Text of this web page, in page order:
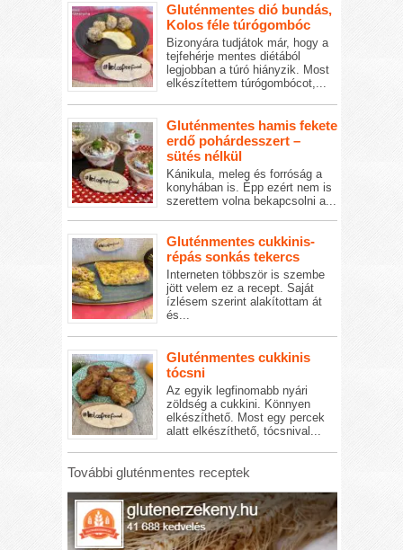
Gluténmentes dió bundás,
Kolos féle túrógombóc
Bizonyára tudjátok már, hogy a
tejfehérje mentes diétából
legjobban a túró hiányzik. Most
elkészítettem túrógombócot,...
Gluténmentes hamis fekete
erdő pohárdesszert –
sütés nélkül
Kánikula, meleg és forróság a
konyhában is. Épp ezért nem is
szerettem volna bekapcsolni a...
Gluténmentes cukkinis-
répás sonkás tekercs
Interneten többször is szembe
jött velem ez a recept. Saját
ízlésem szerint alakítottam át
és...
Gluténmentes cukkinis
tócsni
Az egyik legfinomabb nyári
zöldség a cukkini. Könnyen
elkészíthető. Most egy percek
alatt elkészíthető, tócsnival...
További gluténmentes receptek